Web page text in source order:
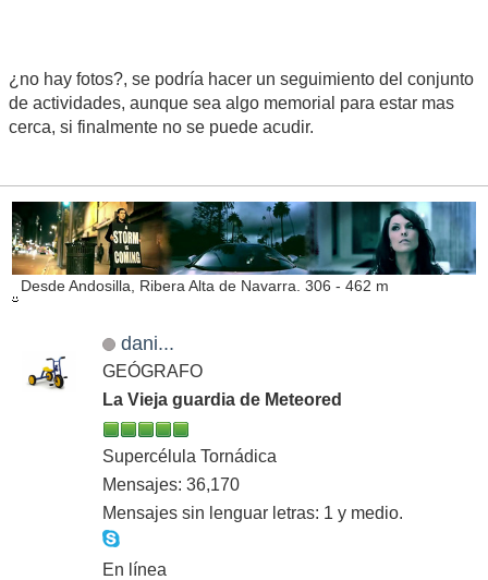
¿no hay fotos?, se podría hacer un seguimiento del conjunto
de actividades, aunque sea algo memorial para estar mas
cerca, si finalmente no se puede acudir.
Desde Andosilla, Ribera Alta de Navarra. 306 - 462 m
dani...
GEÓGRAFO
La Vieja guardia de Meteored
Supercélula Tornádica
Mensajes: 36,170
Mensajes sin lenguar letras: 1 y medio.
En línea